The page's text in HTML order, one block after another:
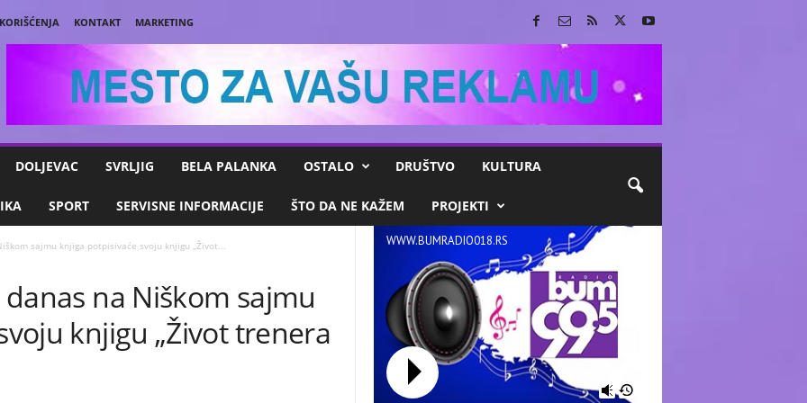
KONTAKT
MARKETING
DOLJEVAC SVRLJIG BELA PALANKA OSTALO DRUŠTVO KULTURA
SPORT SERVISNE INFORMACIJE ŠTO DA NE KAŽEM PROJEKTI
sajmu knjiga potpisivaće svoju knjigu „Život...
danas na Niškom sajmu
knjigu „Život trenera
WWW.BUMRADIO018.RS